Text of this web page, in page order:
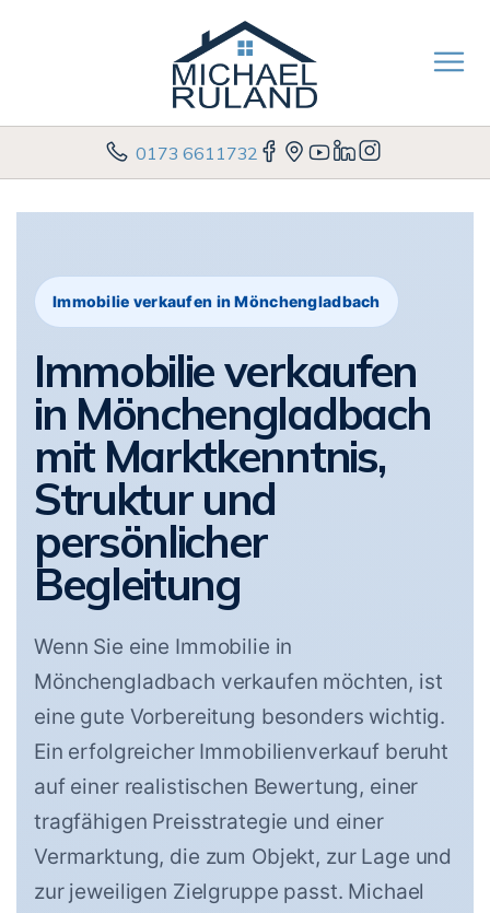
0173 6611732
Immobilie verkaufen in Mönchengladbach
Immobilie verkaufen
in Mönchengladbach
mit Marktkenntnis,
Struktur und
persönlicher
Begleitung
Wenn Sie eine Immobilie in
Mönchengladbach verkaufen möchten, ist
eine gute Vorbereitung besonders wichtig.
Ein erfolgreicher Immobilienverkauf beruht
auf einer realistischen Bewertung, einer
tragfähigen Preisstrategie und einer
Vermarktung, die zum Objekt, zur Lage und
zur jeweiligen Zielgruppe passt. Michael